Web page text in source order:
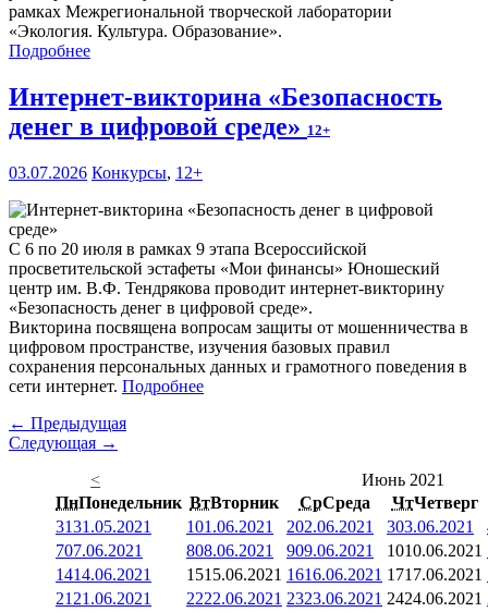
рамках Межрегиональной творческой лаборатории
«Экология. Культура. Образование».
Подробнее
Интернет-викторина «Безопасность
денег в цифровой среде» 12+
03.07.2026 Конкурсы, 12+
С 6 по 20 июля в рамках 9 этапа Всероссийской
просветительской эстафеты «Мои финансы» Юношеский
центр им. В.Ф. Тендрякова проводит интернет-викторину
«Безопасность денег в цифровой среде».
Викторина посвящена вопросам защиты от мошенничества в
цифровом пространстве, изучения базовых правил
сохранения персональных данных и грамотного поведения в
сети интернет. Подробнее
← Предыдущая
Следующая →
<
Июнь 2021
ПнПонедельник ВтВторник СрСреда ЧтЧетверг
3131.05.2021 101.06.2021 202.06.2021 303.06.2021
707.06.2021 808.06.2021 909.06.2021 1010.06.2021
1414.06.2021 1515.06.2021 1616.06.2021 1717.06.2021
21 21.06.2021 2222.06.2021 2323.06.2021 2424.06.2021